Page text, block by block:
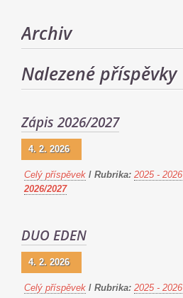
Archiv
Nalezené příspěvky
Zápis 2026/2027
4. 2. 2026
Celý příspěvek / Rubrika: 2025 - 2026
2026/2027
DUO EDEN
4. 2. 2026
Celý příspěvek / Rubrika: 2025 - 2026